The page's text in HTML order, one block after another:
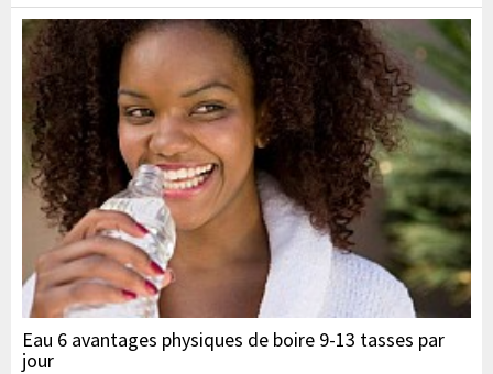
Eau 6 avantages physiques de boire 9-13 tasses par
jour